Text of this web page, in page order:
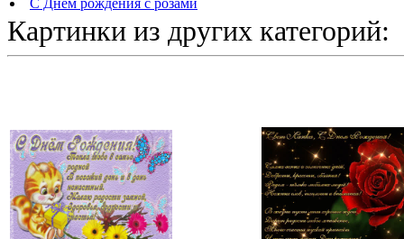
С Днем рождения с розами
Картинки из других категорий: